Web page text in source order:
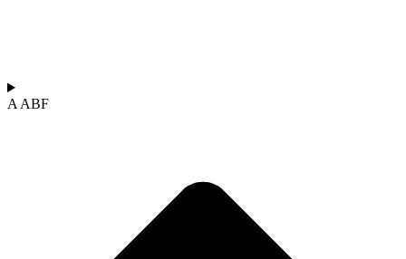
A ABF